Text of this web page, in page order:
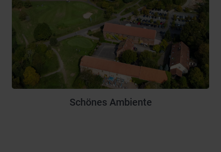
Schönes Ambiente